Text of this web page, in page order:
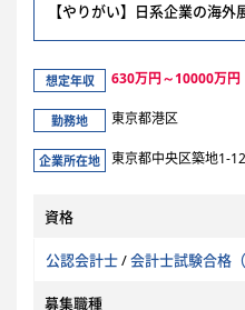
【やりがい】日系企業の海
想定年収 630万円～10000万円
勤務地 東京都港区
企業所在地 東京都中央区築地1-
資格
公認会計士/会計士試験合格（
募集職種